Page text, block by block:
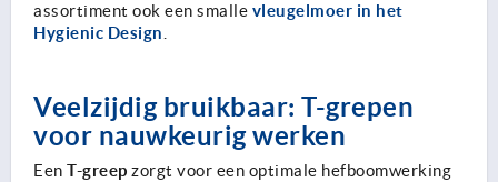
assortiment ook een smalle vleugelmoer in het
Hygienic Design.
Veelzijdig bruikbaar: T-grepen
voor nauwkeurig werken
Een T-greep zorgt voor een optimale hefboomwerking